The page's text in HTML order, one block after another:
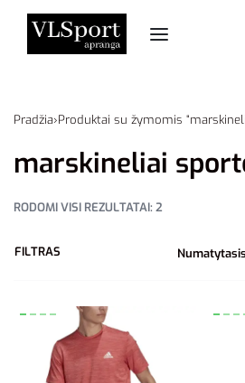
Pradžia›Produktai su žymomis
marskineliai
RODOMI VISI REZULTATAI: 2
FILTRAS